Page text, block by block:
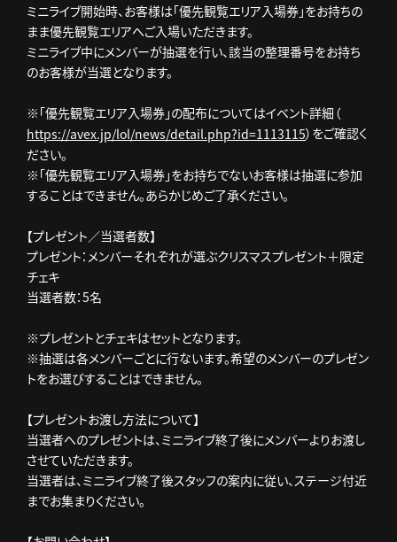
ミニライブ開始時、お客様は「優先観覧エリア入場券」をお持ちの
まま優先観覧エリアへご入場いただきます。
ミニライブ中にメンバーが抽選を行い、該当の整理番号をお持ち
のお客様が当選となります。
※「優先観覧エリア入場券」の配布についてはイベント詳細（
https://avex.jp/lol/news/detail.php?id=1113115）をご確認く
ださい。
※「優先観覧エリア入場券」をお持ちでないお客様は抽選に参加
することはできません。あらかじめご了承ください。
【プレゼント／当選者数】
プレゼント：メンバーそれぞれが選ぶクリスマスプレゼント＋限定
チェキ
当選者数：5名
※プレゼントとチェキはセットとなります。
※抽選は各メンバーごとに行ないます。希望のメンバーのプレゼン
トをお選びすることはできません。
【プレゼントお渡し方法について】
当選者へのプレゼントは、ミニライブ終了後にメンバーよりお渡し
させていただきます。
当選者は、ミニライブ終了後スタッフの案内に従い、ステージ付近
までお集まりください。